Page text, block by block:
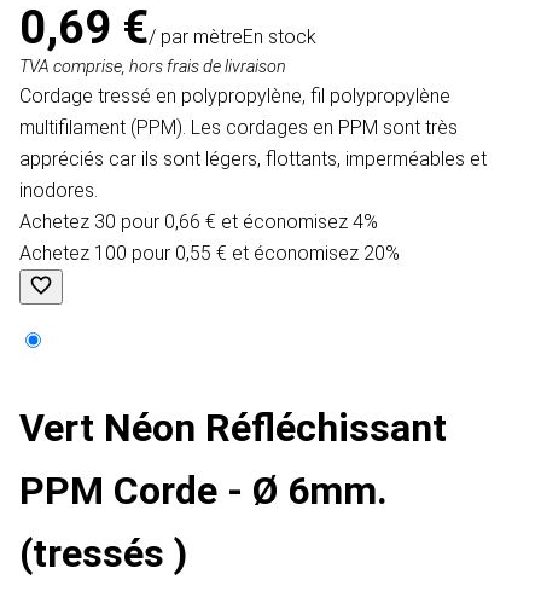
0,69 €/ par mètreEn stock
TVA comprise, hors frais de livraison
Cordage tressé en polypropylène, fil polypropylène
multifilament (PPM). Les cordages en PPM sont très
appréciés car ils sont légers, flottants, imperméables et
inodores.
Achetez 30 pour 0,66 € et économisez 4%
Achetez 100 pour 0,55 € et économisez 20%
Vert Néon Réfléchissant
PPM Corde - Ø 6mm.
(tressés )